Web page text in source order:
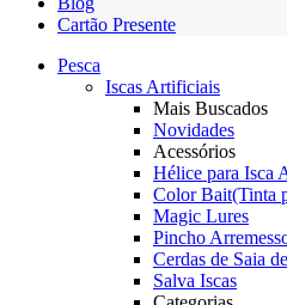
Cartão Presente
Pesca
Iscas Artificiais
Mais Buscados
Novidades
Acessórios
Hélice para Isca
Color Bait(Tinta
Magic Lures
Pincho
Cerdas de Saia
Salva Iscas